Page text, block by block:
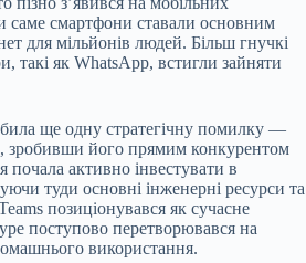
саме смартфони ставали основним
для мільйонів людей. Більш гнучкі
такі як WhatsApp, встигли зайняти
ще одну стратегічну помилку —
зробивши його прямим конкурентом
почала активно інвестувати в
туди основні інженерні ресурси та
позиціонувався як сучасне
поступово перетворювався на
використання.